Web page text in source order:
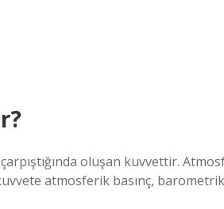
oluşan kuvvettir.
atmosferik basınç, barometrik